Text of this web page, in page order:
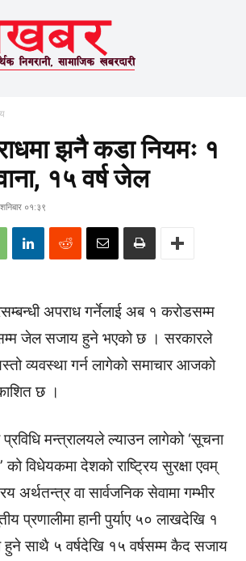
झनै कडा नियमः १
१५ वर्ष जेल
०१:३९
अपराध गर्नेलाई अब १ करोडसम्म
जेल सजाय हुने भएको छ । सरकारले
व्यवस्था गर्न लागेको समाचार आजको
छ ।
मन्त्रालयले ल्याउन लागेको ‘सूचना
विधेयकमा देशको राष्ट्रिय सुरक्षा एवम्
अर्थतन्त्र वा सार्वजनिक सेवामा गम्भीर
प्रणालीमा हानी पुर्याए ५० लाखदेखि १
हुने साथै ५ वर्षदेखि १५ वर्षसम्म कैद सजाय